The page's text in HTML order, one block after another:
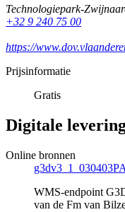
Technologiepark-
+32 9 240 75 00
https://
Prijsinformatie
Gratis
Digitale
Online bronnen
WMS-endpoint
van de Fm van